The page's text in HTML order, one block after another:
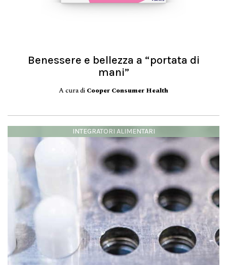
Benessere e bellezza a “portata di
mani”
A cura di Cooper Consumer Health
INTEGRATORI ALIMENTARI